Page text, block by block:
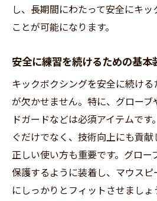
し、長期間にわたって安全にキ
ことが可能になります。
安全に練習を続けるための基本
キックボクシングを安全に続け
が欠かせません。特に、グローブ
ドガードなどは必須アイテムで
ぐだけでなく、技術向上にも貢
正しい使い方も重要です。グロー
保護するように装着し、マウスピ
にしっかりとフィットさせまし